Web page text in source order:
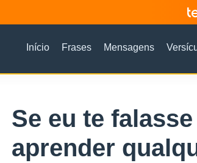
Início Frases Mensagens
Se eu te
aprender